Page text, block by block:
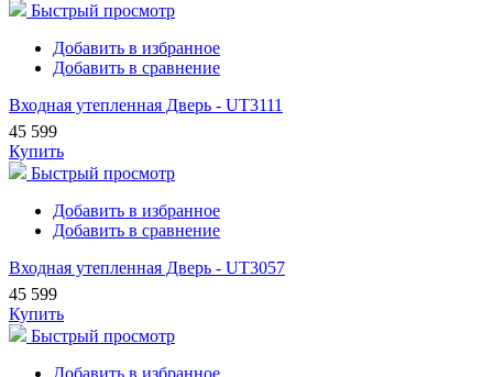
Быстрый просмотр
Добавить в избранное
Добавить в сравнение
Входная утепленная Дверь - UT3111
45 599
Купить
Быстрый просмотр
Добавить в избранное
Добавить в сравнение
Входная утепленная Дверь - UT3057
45 599
Купить
Быстрый просмотр